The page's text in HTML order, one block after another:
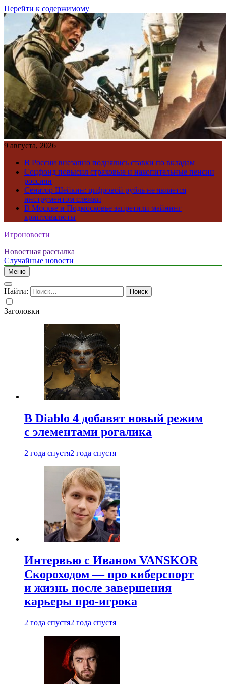
Перейти к содержимому
9 августа, 2026
В России внезапно поднялись ставки по вкладам
Соцфонд повысил страховые и накопительные пенсии
россиян
Сенатор Шейкин: цифровой рубль не является
инструментом слежки
В Москве и Подмосковье запретили майнинг
криптовалюты
Игроновости
Новостная рассылка
Случайные новости
Меню
Найти:
Заголовки
В Diablo 4 добавят новый режим
с элементами рогалика
2 года спустя2 года спустя
Интервью с Иваном VANSKOR
Скороходом — про киберспорт
и жизнь после завершения
карьеры про-игрока
2 года спустя2 года спустя